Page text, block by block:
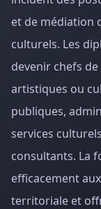
et de médiation
culturels. Les
devenir chefs
artistiques ou
publiques,
services
consultants. La
efficacement
territoriale et